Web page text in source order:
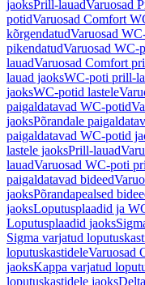
jaoksPrill-lauadVaruosad
potidVaruosad Comfort
kõrgendatudVaruosad
pikendatudVaruosad WC-
lauadVaruosad Comfort
lauad jaoksWC-poti prill-
jaoksWC-potid lastele
paigaldatavad WC-potid
jaoksPõrandale
paigaldatavad WC-potid
lastele jaoksPrill-lauad
lauadVaruosad WC-poti
paigaldatavad bideed
jaoksPõrandapealsed
jaoksLoputusplaadid ja
Loputusplaadid jaoks
Sigma varjatud
loputuskastideleVaruosad
jaoksKappa varjatud
loputuskastidele jaoks